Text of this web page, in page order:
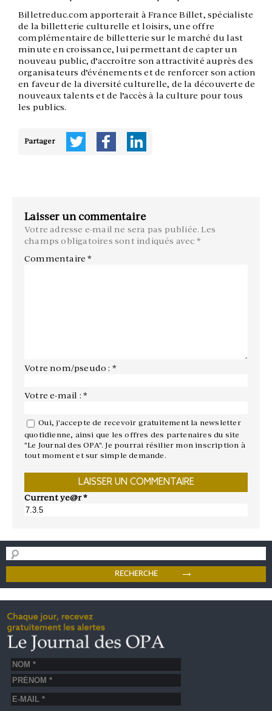
Billetreduc.com apporterait à France Billet, spécialiste
de la billetterie culturelle et loisirs, une offre
complémentaire de billetterie sur le marché du last
minute en croissance, lui permettant de capter un
nouveau public, d’accroître son attractivité auprès des
organisateurs d’événements et de renforcer son action
en faveur de la diversité culturelle, de la découverte de
nouveaux talents et de l’accès à la culture pour tous
les publics.
Partager
Laisser un commentaire
Votre adresse e-mail ne sera pas publiée. Les
champs obligatoires sont indiqués avec *
Commentaire*
Votre nom/pseudo : *
Votre e-mail : *
Oui, j'accepte de recevoir gratuitement la newsletter
quotidienne, ainsi que les offres des partenaires du site
"Le Journal des OPA". Je pourrai résilier mon inscription à
tout moment et sur simple demande.
Current ye@r*